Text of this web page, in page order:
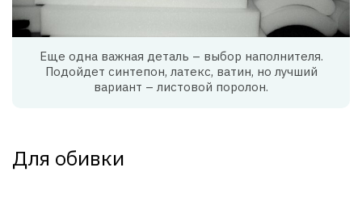
Еще одна важная деталь – выбор наполнителя.
Подойдет синтепон, латекс, ватин, но лучший
вариант – листовой поролон.
Для обивки